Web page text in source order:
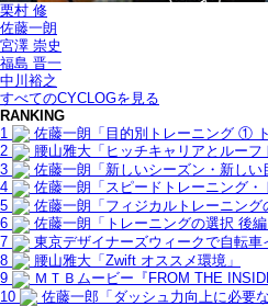
栗村 修
佐藤一朗
宮澤 崇史
福島 晋一
中川裕之
すべてのCYCLOGを見る
RANKING
1
佐藤一朗「目的別トレーニング ①
2
腰山雅大「ヒッチキャリアとルーフ
3
佐藤一朗「新しいシーズン・新しい
4
佐藤一朗「スピードトレーニング・
5
佐藤一朗「フィジカルトレーニング
6
佐藤一朗「トレーニングの選択 後編
7
東京デザイナーズウィークで自転車
8
腰山雅大「Zwift オススメ環境」
9
ＭＴＢムービー『FROM THE
10
佐藤一郎「ダッシュ力向上に必要